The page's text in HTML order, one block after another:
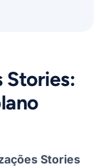
Stories:
Stories